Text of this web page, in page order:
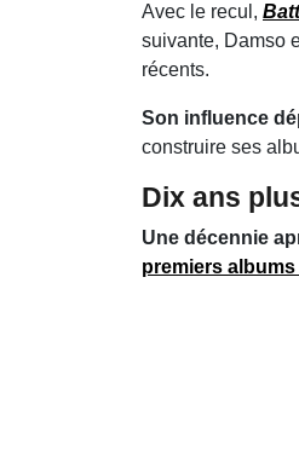
Avec le recul,
suivante, Damso
récents.
Son influence
construire ses
Dix ans
Une décennie
premiers